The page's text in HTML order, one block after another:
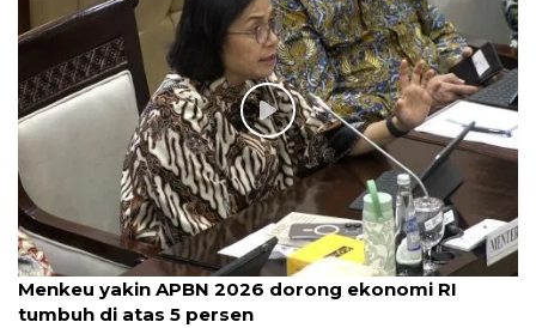
Menkeu yakin APBN 2026 dorong ekonomi RI
tumbuh di atas 5 persen